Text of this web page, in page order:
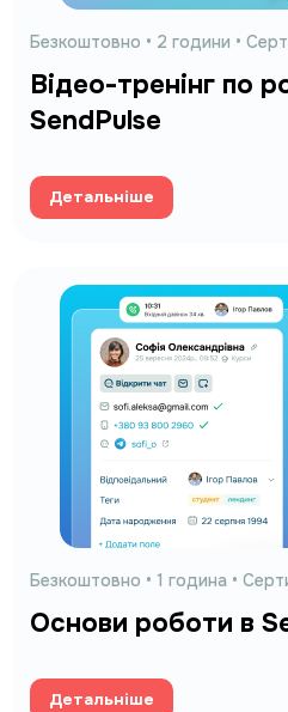
Безкоштовно • 2 години •
Відео-тренінг по
SendPulse
Детальніше
Безкоштовно • 1 година •
Основи роботи в
Детальніше